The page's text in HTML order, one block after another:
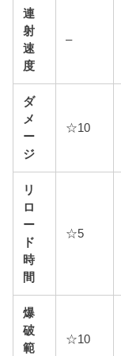
連
射
速
度
–
ダ
メ
ー
ジ
☆10
リ
ロ
ー
ド
時
間
☆5
爆
破
範
☆10